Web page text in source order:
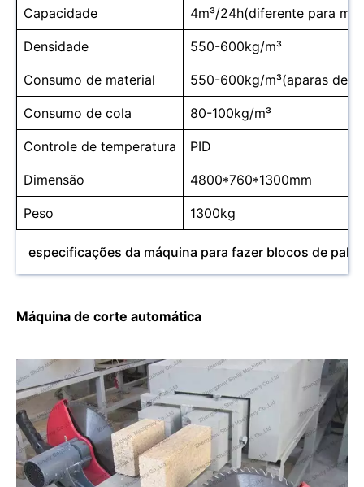
Capacidade 4m³/24h(diferente para
Densidade 550-600kg/m³
Consumo de material 550-600kg/m³(aparas de
Consumo de cola 80-100kg/m³
Controle de temperatura PID
Dimensão 4800*760*1300mm
Peso 1300kg
especificações da máquina para fazer blocos de
Máquina de corte automática